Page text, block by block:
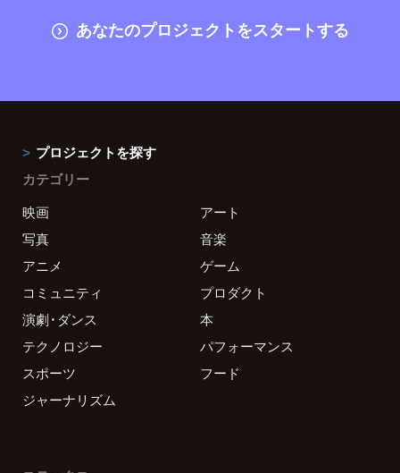
あなたのプロジェクトをスタートする
プロジェクトを探す
カテゴリー
映画
アート
写真
音楽
アニメ
ゲーム
コミュニティ
プロダクト
演劇・ダンス
本
テクノロジー
パフォーマンス
スポーツ
フード
ジャーナリズム